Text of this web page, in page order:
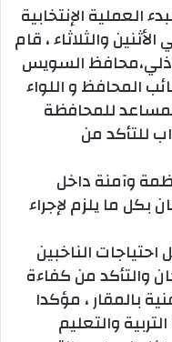
العملية الإنتخابية
والثلاثاء ، قام
السويس
المحافظ و اللواء
للمحافظة
للتأكد من
وآمنة داخل
بكل ما يلزم لإجراء
الناخبين
والتأكد من كفاءة
بالمقار ، مؤكدا
والتعليم